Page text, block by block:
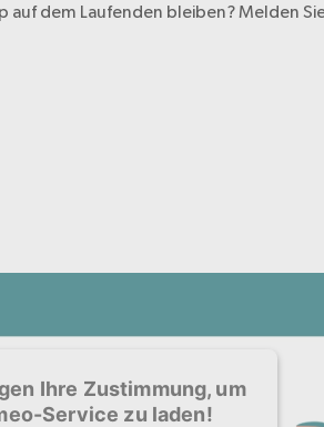
dem Laufenden bleiben? Melden
Ihre Zustimmung, um
Service zu laden!